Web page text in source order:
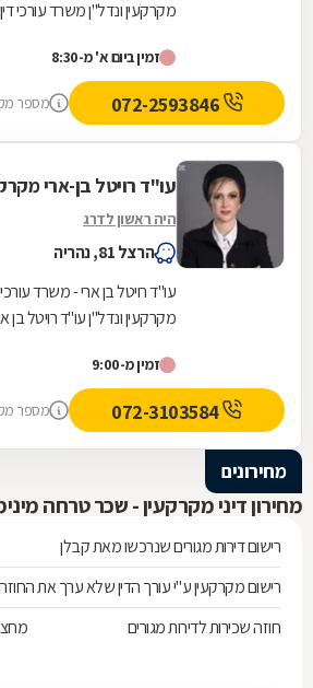
מקרקעין ונדל"ן
זמין ביום א' מ-8:30
מספר
עו"ד רויטל בן-ארי
היה ראשון לדרג
הרצל 81, נהריה
עו"ד רויטל בן ארי - משרד עורכי
מקרקעין ונדל"ן עו"ד
זמין מ-9:00
072-3103584 מספר
מחירונים
מחירון דיני מקרקעין - שכר טרחה
רישום דירות מגורים שנרכשו מאת קבלן
חוזה שכירות לדירות מגורים